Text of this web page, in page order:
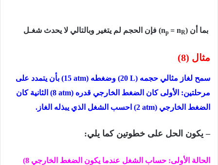
بما أن (np = nR) فإن الحجم لم یتغیر وبالتالي لا یحدث شغـل
مثال (8)
سمح لغاز مثالي حجمه (20 L) وضغطه (15 atm) بأن يتمدد على
مرحلتين: الأولى كان الضغط الخارجي قدره (8 atm) الثانية كان
الضغط الخارجي (2 atm) احسب الشغل الذي یبذله الغاز.
– يكون الحل على خطوتين كما يلي:
الحالة الأولى: حساب الشغل عندما یكون الضغط الخارجي (8